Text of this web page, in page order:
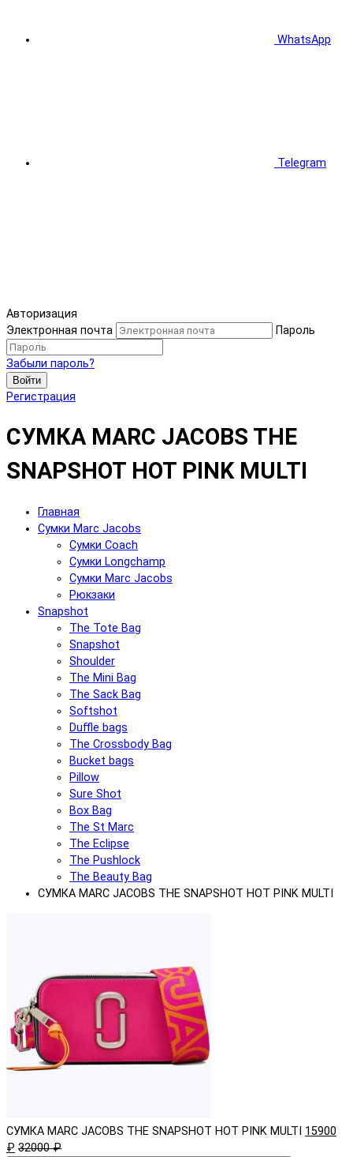
WhatsApp
Telegram
Авторизация
Электронная почта
Пароль
Забыли пароль?
Войти
Регистрация
СУМКА MARC JACOBS THE
SNAPSHOT HOT PINK MULTI
Главная
Сумки Marc Jacobs
Сумки Coach
Сумки Longchamp
Сумки Marc Jacobs
Рюкзаки
Snapshot
The Tote Bag
Snapshot
Shoulder
The Mini Bag
The Sack Bag
Softshot
Duffle bags
The Crossbody Bag
Bucket bags
Pillow
Sure Shot
Box Bag
The St Marc
The Eclipse
The Pushlock
The Beauty Bag
СУМКА MARC JACOBS THE SNAPSHOT HOT PINK MULTI
СУМКА MARC JACOBS THE SNAPSHOT HOT PINK MULTI 15900
₽ 32000 ₽